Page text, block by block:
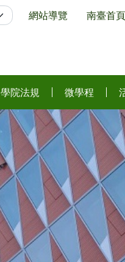
網站導覽 南臺首頁
學院法規 微學程